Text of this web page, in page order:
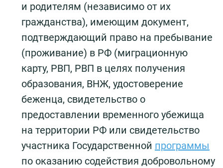
и родителям (независимо от их
гражданства), имеющим документ,
подтверждающий право на пребывание
(проживание) в РФ (миграционную
карту, РВП, РВП в целях получения
образования, ВНЖ, удостоверение
беженца, свидетельство о
предоставлении временного убежища
на территории РФ или свидетельство
участника Государственной программы
по оказанию содействия добровольному